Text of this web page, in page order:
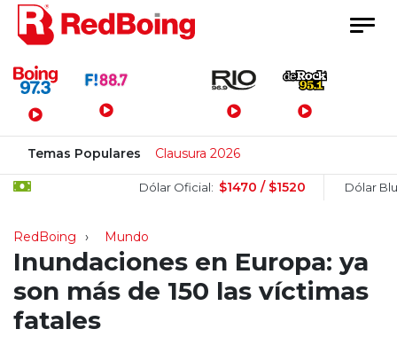
Menú Principal
Temas Populares Clausura 2026
Dólar Oficial: $1470 / $1520 Dólar Blue:
RedBoing Mundo
Inundaciones en Europa: ya
son más de 150 las víctimas
fatales